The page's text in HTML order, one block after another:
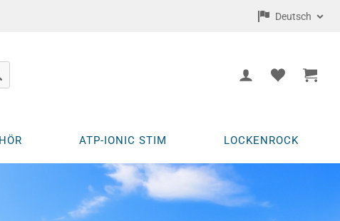
Deutsch
ATP-IONIC STIM LOCKENROCK